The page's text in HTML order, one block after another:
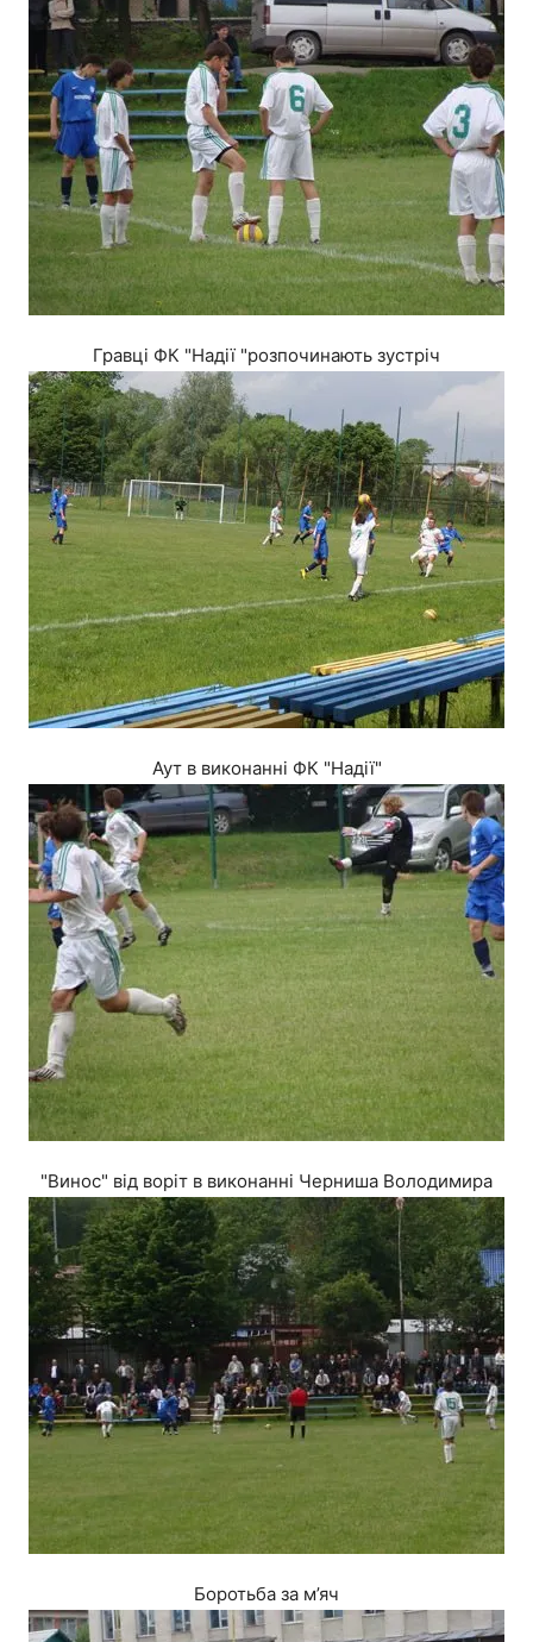
Гравці ФК "Надії "розпочинають зустріч
Аут в виконанні ФК "Надії"
"Винос" від воріт в виконанні Черниша Володимира
Боротьба за м’яч